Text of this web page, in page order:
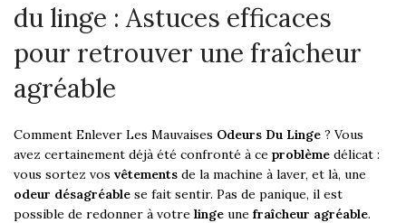
du linge : Astuces efficaces
pour retrouver une fraîcheur
agréable
Comment Enlever Les Mauvaises Odeurs Du Linge ? Vous
avez certainement déjà été confronté à ce problème délicat :
vous sortez vos vêtements de la machine à laver, et là, une
odeur désagréable se fait sentir. Pas de panique, il est
possible de redonner à votre linge une fraîcheur agréable.